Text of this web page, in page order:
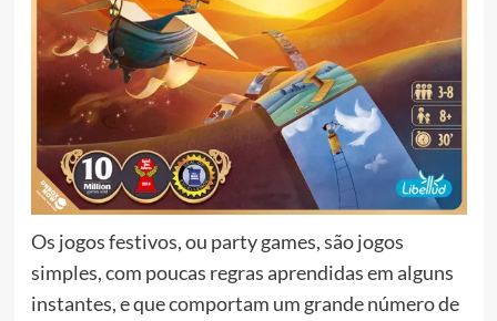
Os jogos festivos, ou party games, são jogos
simples, com poucas regras aprendidas em alguns
instantes, e que comportam um grande número de